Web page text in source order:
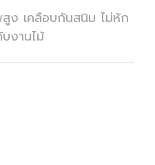
ง เคลือบกันสนิม ไม่หัก
งานไม้